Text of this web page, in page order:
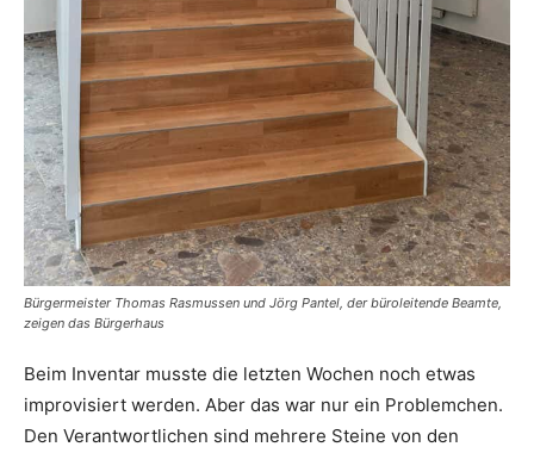
Bürgermeister Thomas Rasmussen und Jörg Pantel, der büroleitende Beamte,
zeigen das Bürgerhaus
Beim Inventar musste die letzten Wochen noch etwas
improvisiert werden. Aber das war nur ein Problemchen.
Den Verantwortlichen sind mehrere Steine von den